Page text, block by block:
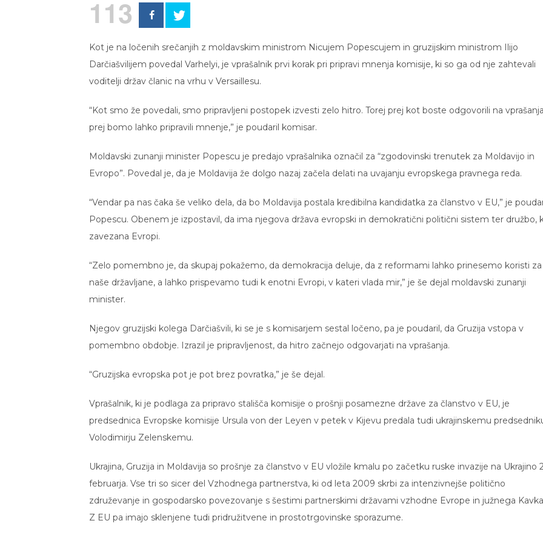
113
Kot je na ločenih srečanjih z moldavskim ministrom Nicujem Popescujem in gruzijskim ministrom Ilijo
Darčiašvilijem povedal Varhelyi, je vprašalnik prvi korak pri pripravi mnenja komisije, ki so ga od nje zahtevali
voditelji držav članic na vrhu v Versaillesu.
“Kot smo že povedali, smo pripravljeni postopek izvesti zelo hitro. Torej prej kot boste odgovorili na
prej bomo lahko pripravili mnenje,” je poudaril komisar.
Moldavski zunanji minister Popescu je predajo vprašalnika označil za “zgodovinski trenutek za Moldavijo in
Evropo”. Povedal je, da je Moldavija že dolgo nazaj začela delati na uvajanju evropskega pravnega reda.
“Vendar pa nas čaka še veliko dela, da bo Moldavija postala kredibilna kandidatka za članstvo v EU,” je
Popescu. Obenem je izpostavil, da ima njegova država evropski in demokratični politični sistem ter družbo,
zavezana Evropi.
“Zelo pomembno je, da skupaj pokažemo, da demokracija deluje, da z reformami lahko prinesemo koristi za
naše državljane, a lahko prispevamo tudi k enotni Evropi, v kateri vlada mir,” je še dejal moldavski zunanji
minister.
Njegov gruzijski kolega Darčiašvili, ki se je s komisarjem sestal ločeno, pa je poudaril, da Gruzija vstopa v
pomembno obdobje. Izrazil je pripravljenost, da hitro začnejo odgovarjati na vprašanja.
“Gruzijska evropska pot je pot brez povratka,” je še dejal.
Vprašalnik, ki je podlaga za pripravo stališča komisije o prošnji posamezne države za članstvo v EU, je
predsednica Evropske komisije Ursula von der Leyen v petek v Kijevu predala tudi ukrajinskemu
Volodimirju Zelenskemu.
Ukrajina, Gruzija in Moldavija so prošnje za članstvo v EU vložile kmalu po začetku ruske invazije na Ukrajino
februarja. Vse tri so sicer del Vzhodnega partnerstva, ki od leta 2009 skrbi za intenzivnejše politično
združevanje in gospodarsko povezovanje s šestimi partnerskimi državami vzhodne Evrope in južnega
Z EU pa imajo sklenjene tudi pridružitvene in prostotrgovinske sporazume.